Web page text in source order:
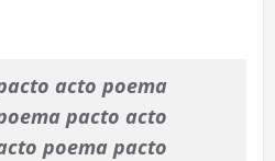
acto poema
pacto acto
poema pacto